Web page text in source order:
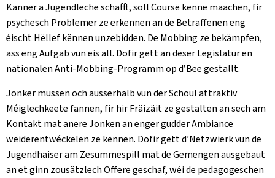
Kanner a Jugendleche schafft, soll Coursë kënne maachen, fir
psychesch Problemer ze erkennen an de Betraffenen eng
éischt Hëllef kënnen unzebidden. De Mobbing ze bekämpfen,
ass eng Aufgab vun eis all. Dofir gëtt an dëser Legislatur en
nationalen Anti-Mobbing-Programm op d’Bee gestallt.
Jonker mussen och ausserhalb vun der Schoul attraktiv
Méiglechkeete fannen, fir hir Fräizäit ze gestalten an sech am
Kontakt mat anere Jonken an enger gudder Ambiance
weiderentwéckelen ze kënnen. Dofir gëtt d’Netzwierk vun de
Jugendhaiser am Zesummespill mat de Gemengen ausgebaut
an et ginn zousätzlech Offere geschaf, wéi de pedagogeschen